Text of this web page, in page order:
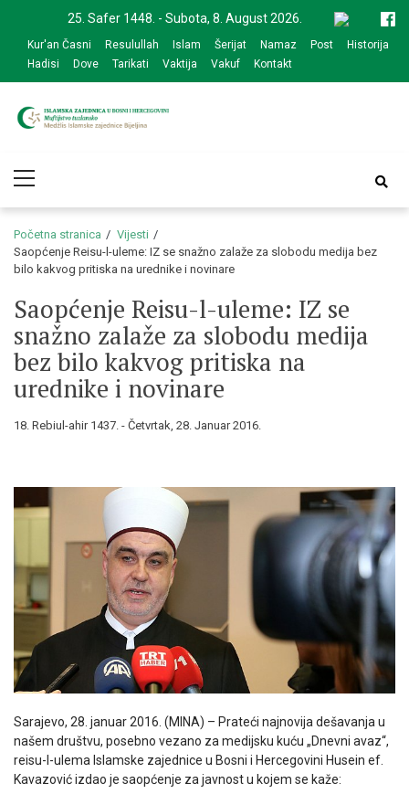
navigation
content
25. Safer 1448. - Subota, 8. August 2026.
Kur'an Časni Resulullah Islam Šerijat Namaz Post
Historija
Hadisi
Dove Tarikati Vaktija Vakuf Kontakt
zajednice Bijeljina
Menu
Početna stranica
Vijesti
Saopćenje Reisu-l-uleme: IZ se snažno zalaže za slobodu medija bez
bilo kakvog pritiska na urednike i novinare
Saopćenje Reisu-l-uleme: IZ se
snažno zalaže za slobodu medija
bez bilo kakvog pritiska na
urednike i novinare
18. Rebiul-ahir 1437. - Četvrtak, 28. Januar 2016.
Sarajevo, 28. januar 2016. (MINA) – Prateći najnovija dešavanja u
našem društvu, posebno vezano za medijsku kuću „Dnevni avaz“,
reisu-l-ulema Islamske zajednice u Bosni i Hercegovini Husein ef.
Kavazović izdao je saopćenje za javnost u kojem se kaže: